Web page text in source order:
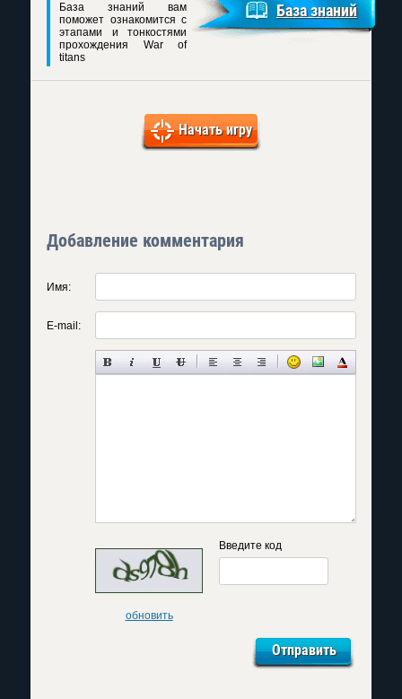
База знаний вам
поможет ознакомится с
этапами и тонкостями
прохождения War of
titans
База знаний
Начать игру
Добавление комментария
Имя:
E-mail:
обновить
Введите код